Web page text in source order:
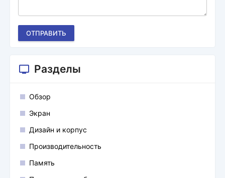
ОТПРАВИТЬ
Разделы
Обзор
Экран
Дизайн и корпус
Производительность
Память